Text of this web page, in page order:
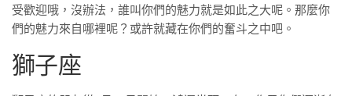
受歡迎哦，沒辦法，誰叫你們的魅力就是如此之大呢。那麼你
們的魅力來自哪裡呢？或許就藏在你們的奮斗之中吧。
獅子座